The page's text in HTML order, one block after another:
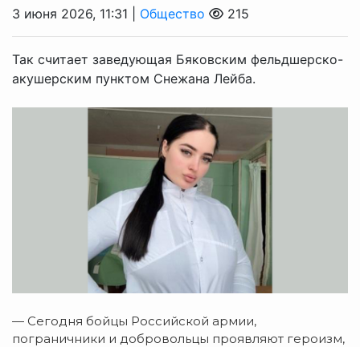
3 июня 2026, 11:31 | Общество 215
Так считает заведующая Бяковским фельдшерско-
акушерским пунктом Снежана Лейба.
— Сегодня бойцы Российской армии,
пограничники и добровольцы проявляют героизм,